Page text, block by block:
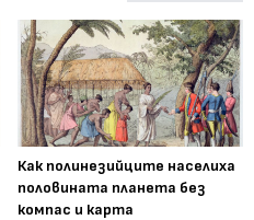
Как полинезийците населиха
половината планета без
компас и карта